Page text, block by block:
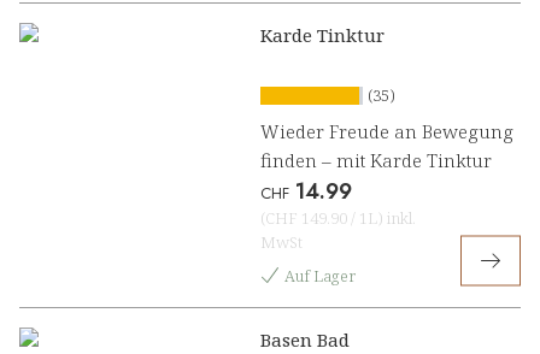
Karde Tinktur
(35)
Wieder Freude an Bewegung
finden – mit Karde Tinktur
CHF 14.99
(CHF 149.90 / 1L) inkl.
MwSt
Auf Lager
Basen Bad